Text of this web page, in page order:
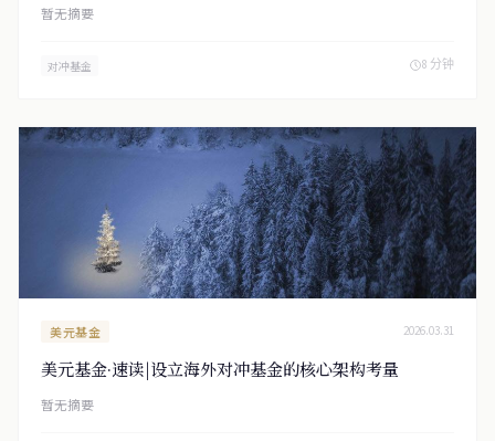
暂无摘要
对冲基金 8 分钟
美元基金 2026.03.31
美元基金·速读|设立海外对冲基金的核心架构考量
暂无摘要